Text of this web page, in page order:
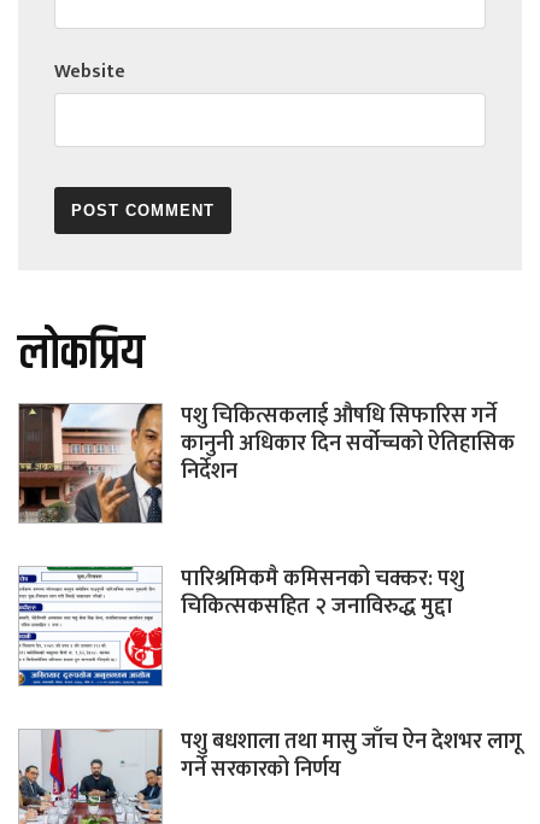
Website
लोकप्रिय
पशु चिकित्सकलाई औषधि सिफारिस गर्ने
कानुनी अधिकार दिन सर्वोच्चको ऐतिहासिक
निर्देशन
पारिश्रमिकमै कमिसनको चक्कर: पशु
चिकित्सकसहित २ जनाविरुद्ध मुद्दा
पशु बधशाला तथा मासु जाँच ऐन देशभर लागू
गर्ने सरकारको निर्णय